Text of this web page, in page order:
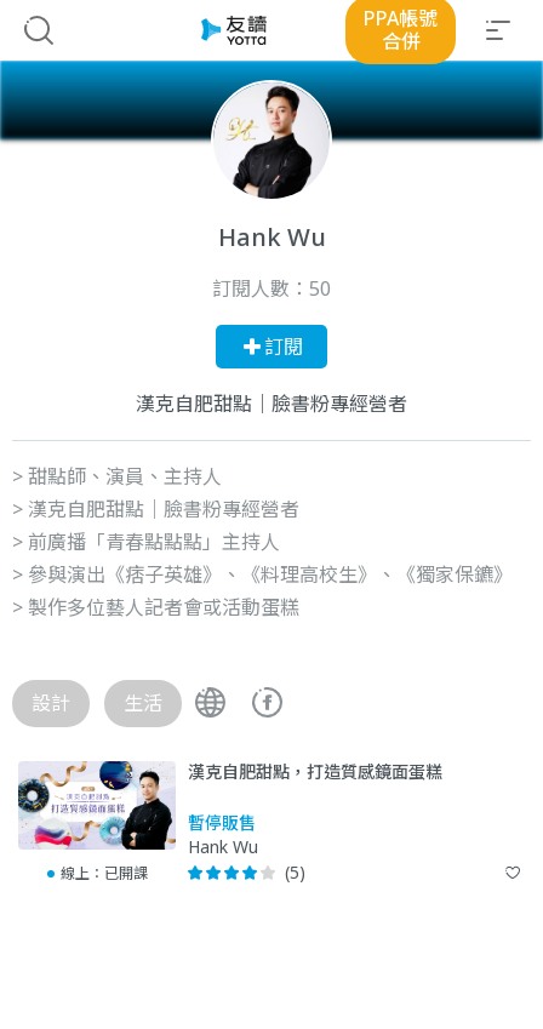
PPA帳號
合併
Hank Wu
訂閱人數： 50
訂閱
漢克自肥甜點｜臉書粉專經營者
> 甜點師、演員、主持人
> 漢克自肥甜點｜臉書粉專經營者
> 前廣播「青春點點點」主持人
> 參與演出《痞子英雄》、《料理高校生》、《獨家保鑣》
> 製作多位藝人記者會或活動蛋糕
設計 生活
線上： 已開課
漢克自肥甜點，打造質感鏡面蛋糕
暫停販售
Hank Wu
(5)